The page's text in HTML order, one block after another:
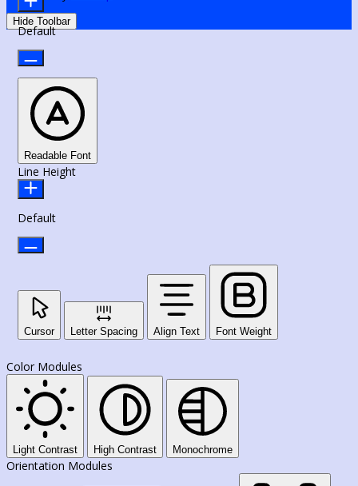
Hide Toolbar
Default
Readable Font
Line Height
Default
Cursor Letter Spacing Align Text Font Weight
Color Modules
Light Contrast High Contrast Monochrome
Orientation Modules